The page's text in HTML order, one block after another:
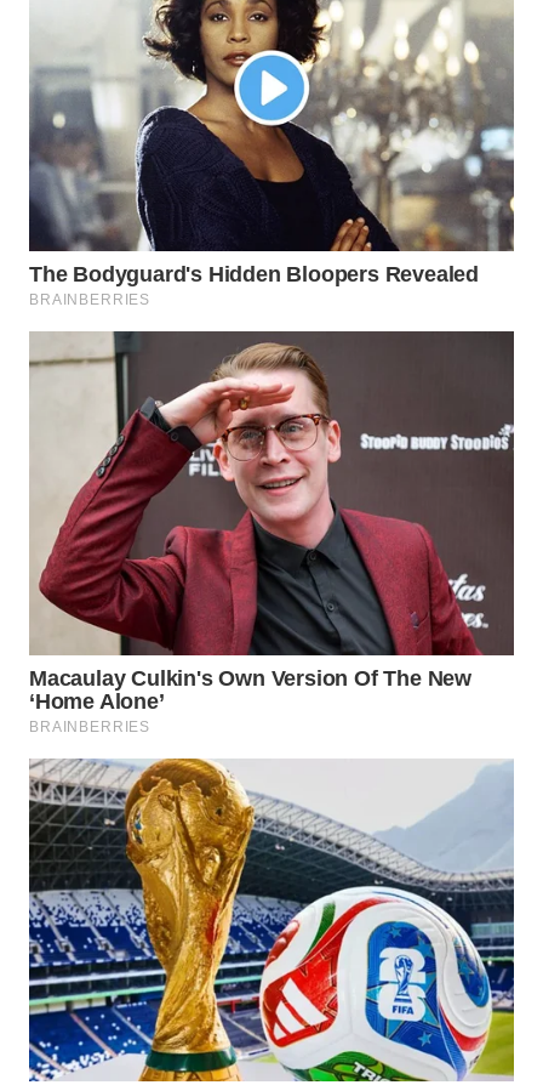
WN
DANAU
TOBA
WN
NIAS
WN
LANGKAT
WN
TAPANULI
WN
TANJUNG
LESUNG
WN
KARO
WN
SIMALUNGUN
WN
LABUHANBATU
WN
TAPANULI
TENGAH
WN DELI
SERDANG
WN